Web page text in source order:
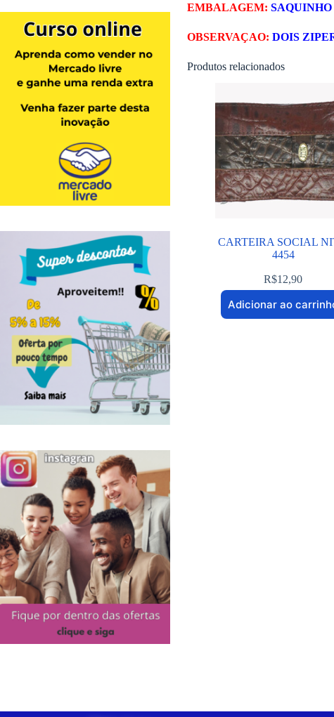
EMBALAGEM:SAQUINHO
OBSERVAÇAO:DOIS
Produtos relacionados
CARTEIRA SOCIAL
4454
R$12,90
Adicionar ao